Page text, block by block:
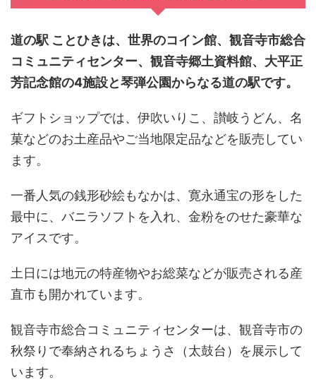
道の駅 ことひきは、世界のコイン館、観音寺市総合
コミュニティセンター、観音寺郷土資料館、大平正
芳記念館の4施設と琴弾公園からなる道の駅です。
ギフトショップでは、伊吹いりこ、讃岐うどん、名
菓などのお土産品やご当地限定品などを販売してい
ます。
一番人気の銭形砂絵もなかは、寛永通宝の形をした
最中に、バニラソフトを入れ、金粉をのせた豪華な
アイスです。
土日には地元の特産物やお総菜などが販売される産
直市も開かれています。
観音寺市総合コミュニティセンターは、観音寺市の
秋祭りで奉納されるちょうさ（太鼓台）を展示して
います。